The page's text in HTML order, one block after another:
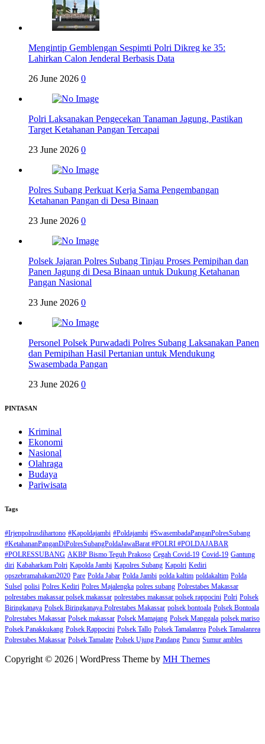
Mengintip Gemblengan Sespimti Polri Dikreg ke 35:
Lahirkan Calon Jenderal Berbasis Data
26 June 2026 0
Polri Laksanakan Pengecekan Tanaman Jagung, Pastikan
Target Ketahanan Pangan Tercapai
23 June 2026 0
Polres Subang Perkuat Kerja Sama Pengembangan
Ketahanan Pangan di Desa Binaan
23 June 2026 0
Polsek Jajaran Polres Subang Tinjau Proses Pemipihan dan
Panen Jagung di Desa Binaan untuk Dukung Ketahanan
Pangan Nasional
23 June 2026 0
Personel Polsek Purwadadi Polres Subang Laksanakan Panen
dan Pemipihan Hasil Pertanian untuk Mendukung
Swasembada Pangan
23 June 2026 0
PINTASAN
Kriminal
Ekonomi
Nasional
Olahraga
Budaya
Pariwisata
Tags
#Irjenpolrusdihartono #Kapoldajambi #Poldajambi #SwasembadaPanganPolresSubang
#KetahananPanganDiPolresSubangPoldaJawaBarat #POLRI #POLDAJABAR
#POLRESSUBANG AKBP Bismo Teguh Prakoso Cegah Covid-19 Covid-19 Gantung
diri Kabaharkam Polri Kapolda Jambi Kapolres Subang Kapolri Kediri
opszebramahakam2020 Pare Polda Jabar Polda Jambi polda kaltim poldakaltim Polda
Sulsel polisi Polres Kediri Polres Majalengka polres subang Polrestabes Makassar
polrestabes makassar polsek makassar polrestabes makassar polsek rappocini Polri Polsek
Biringkanaya Polsek Biringkanaya Polrestabes Makassar polsek bontoala Polsek Bontoala
Polrestabes Makassar Polsek makassar Polsek Mamajang Polsek Manggala polsek mariso
Polsek Panakkukang Polsek Rappocini Polsek Tallo Polsek Tamalanrea Polsek Tamalanrea
Polrestabes Makassar Polsek Tamalate Polsek Ujung Pandang Puncu Sumur ambles
Copyright © 2026 | WordPress Theme by MH Themes